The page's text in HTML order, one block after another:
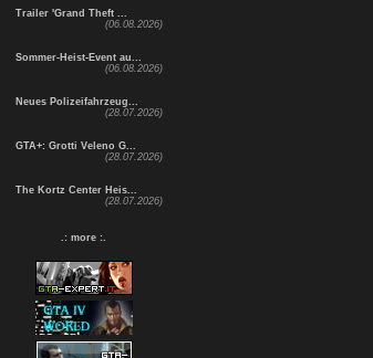
Trailer 'Grand Theft ...
(06.08.2026)
Sommer-Heist-Event au...
(06.08.2026)
Neues Polizeifahrzeug...
(28.07.2026)
GTA+: Grotti Veleno G...
(28.07.2026)
The Kortz Center Heis...
(28.07.2026)
.: more :.